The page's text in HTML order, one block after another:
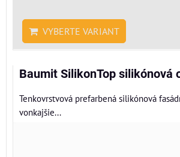
VYBERTE VARIANT
Baumit SilikonTop silikónová
Tenkovrstvová prefarbená silikónová
vonkajšie...